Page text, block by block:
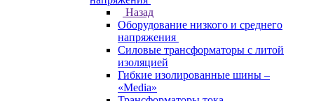
Назад
Оборудование низкого и среднего
напряжения
Силовые трансформаторы с литой
изоляцией
Гибкие изолированные шины –
«Media»